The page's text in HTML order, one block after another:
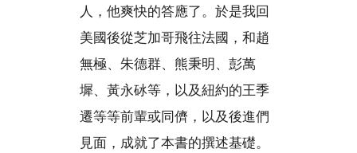
人，他爽快的答應了。於是我回
美國後從芝加哥飛往法國，和趙
無極、朱德群、熊秉明、彭萬
墀、黃永砅等，以及紐約的王季
遷等等前輩或同儕，以及後進們
見面，成就了本書的撰述基礎。